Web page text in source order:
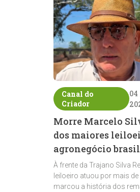
Canal do
Criador
04
Morre Marcelo
dos maiores
agronegócio
À frente da Trajano Silva
leiloeiro atuou por mais
marcou a história dos